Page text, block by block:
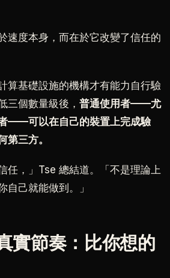
速度本身，而在於它改變了信任的
算基礎設施的機構才有能力自行驗
三個數量級後， 普通使用者——尤
——可以在自己的裝置上完成驗
第三方。
任，」Tse 總結道。「不是理論上
自己就能做到。」
實節奏：比你想的